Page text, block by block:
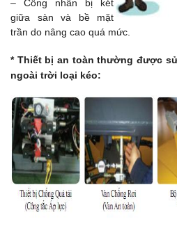
– Công nhân bị két
giữa sàn và bề mặt
trần do nâng cao quá mức.
* Thiết bị an toàn thường được
ngoài trời loại kéo: